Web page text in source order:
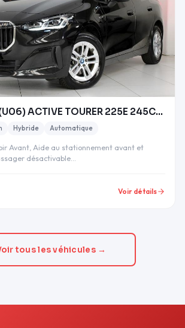
BMW SERIE 2 (U06) ACTIVE TOURER 225E 245CH XDRIVE
Hybride Automatique
Avant, Aide au stationnement avant et
désactivable…
Voir détails
tous les véhicules →